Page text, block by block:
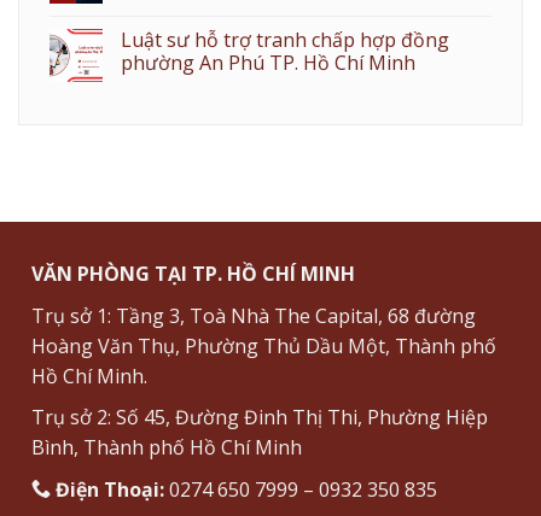
Luật sư hỗ trợ tranh chấp hợp đồng
phường An Phú TP. Hồ Chí Minh
VĂN PHÒNG TẠI TP. HỒ CHÍ MINH
Trụ sở 1: Tầng 3, Toà Nhà The Capital, 68 đường
Hoàng Văn Thụ, Phường Thủ Dầu Một, Thành phố
Hồ Chí Minh.
Trụ sở 2: Số 45, Đường Đinh Thị Thi, Phường Hiệp
Bình, Thành phố Hồ Chí Minh
Điện Thoại:0274 650 7999 – 0932 350 835